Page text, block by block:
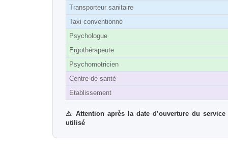
Transporteur sanitaire
Taxi conventionné
Psychologue
Ergothérapeute
Psychomotricien
Centre de santé
Etablissement
⚠ Attention après la date d’ouverture du
utilisé